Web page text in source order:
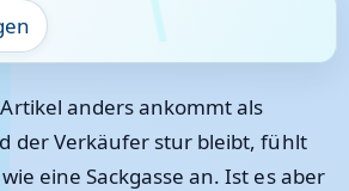
anders ankommt als
der Verkäufer stur bleibt, fühlt
eine Sackgasse an. Ist es aber